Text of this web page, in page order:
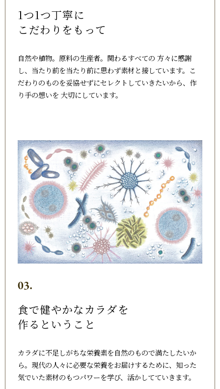
1つ1つ丁寧に
こだわりをもって
自然や植物。原料の生産者。関わるすべての 方々に感謝
し、当たり前を当たり前に思わず素材と接しています。こ
だわりのものを妥協せずにセレクトしていきたいから、作
り手の想いを 大切にしています。
03.
食で健やかなカラダを
作るということ
カラダに不足しがちな栄養素を自然のもので満たしたいか
ら。現代の人々に必要な栄養をお届けするために、知った
気でいた素材のもつパワーを学び、活かしてていきます。